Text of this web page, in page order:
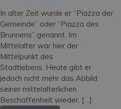
In alter Zeit wurde er “Piazza der
Gemeinde” oder “Piazza des
Brunnens” genannt. Im
Mittelalter war hier der
Mittelpunkt des
Stadtlebens. Heute gibt er
jedoch nicht mehr das Abbild
seiner mittelalterlichen
Beschaffenheit wieder, […]